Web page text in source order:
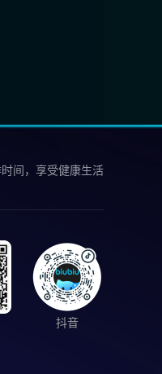
间，享受健康生活
抖音